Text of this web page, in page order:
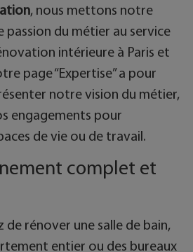
, nous mettons notre
du métier au service
intérieure à Paris et
page “Expertise” a pour
notre vision du métier,
engagements pour
de vie ou de travail.
complet et
de rénover une salle de bain,
entier ou des bureaux